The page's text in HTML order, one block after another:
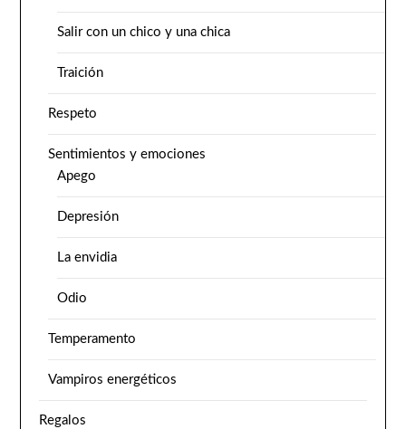
Salir con un chico y una chica
Traición
Respeto
Sentimientos y emociones
Apego
Depresión
La envidia
Odio
Temperamento
Vampiros energéticos
Regalos